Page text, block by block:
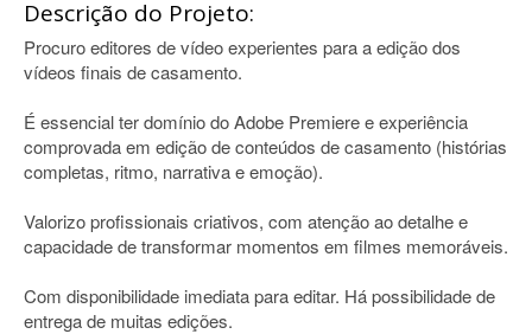
Descrição do Projeto:
Procuro editores de vídeo experientes para a edição dos
vídeos finais de casamento.
É essencial ter domínio do Adobe Premiere e experiência
comprovada em edição de conteúdos de casamento (histórias
completas, ritmo, narrativa e emoção).
Valorizo profissionais criativos, com atenção ao detalhe e
capacidade de transformar momentos em filmes memoráveis.
Com disponibilidade imediata para editar. Há possibilidade de
entrega de muitas edições.